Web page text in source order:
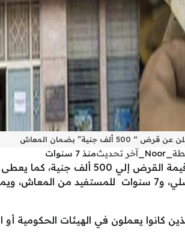
ألف جنية” بضمان المعاش
_Noor_ آخر تحديثمنذ 7 سنوات
، وتصل قيمة القرض إلي 500
مدة تقسيط، والتي تصل إلى 8 سنوات لصاحب المعاش الأصلي،
كانوا يعملون في الهيئات الحكومية